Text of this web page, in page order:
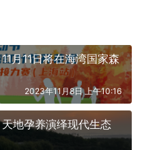
月11日将在海湾国家森
2023年11月8日 上午10:16
地孕养演绎现代生态